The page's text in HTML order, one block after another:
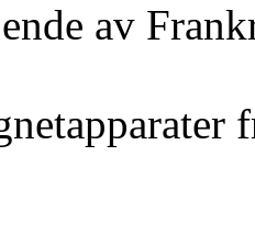
av